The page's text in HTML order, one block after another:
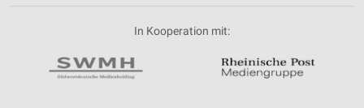
In Kooperation mit: